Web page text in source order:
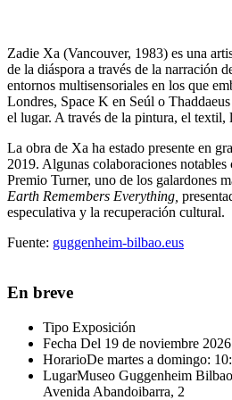
Zadie Xa (Vancouver, 1983) es una
de la diáspora a través de la narración
entornos multisensoriales en los que
Londres, Space K en Seúl o
el lugar. A través de la pintura, el
La obra de Xa ha estado presente en
2019. Algunas colaboraciones
Premio Turner, uno de los galardones
Earth Remembers Everything,
especulativa y la recuperación cultural.
Fuente: guggenheim-bilbao.eus
En breve
Tipo Exposición
Fecha Del 19 de noviembre
HorarioDe martes a domingo:
LugarMuseo Guggenheim Bilbao
Avenida Abandoibarra, 2